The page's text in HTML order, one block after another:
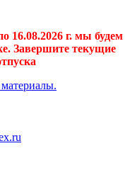
16.08.2026 г. мы будем
Завершите текущие